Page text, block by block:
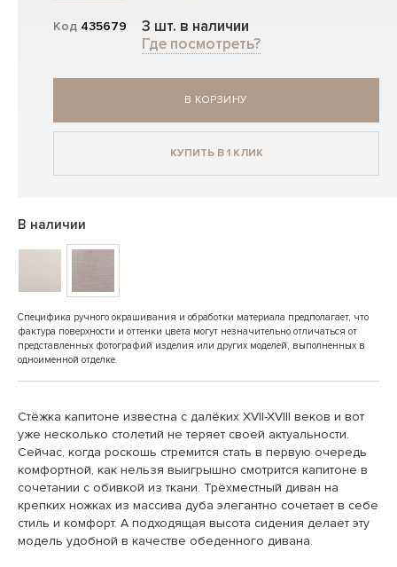
Код 435679
3 шт. в наличии
Где посмотреть?
В КОРЗИНУ
КУПИТЬ В 1 КЛИК
В наличии
Специфика ручного окрашивания и обработки материала предполагает, что
фактура поверхности и оттенки цвета могут незначительно отличаться от
представленных фотографий изделия или других моделей, выполненных в
одноименной отделке.
Стёжка капитоне известна с далёких XVII-XVIII веков и вот
уже несколько столетий не теряет своей актуальности.
Сейчас, когда роскошь стремится стать в первую очередь
комфортной, как нельзя выигрышно смотрится капитоне в
сочетании с обивкой из ткани. Трёхместный диван на
крепких ножках из массива дуба элегантно сочетает в себе
стиль и комфорт. А подходящая высота сидения делает эту
модель удобной в качестве обеденного дивана.